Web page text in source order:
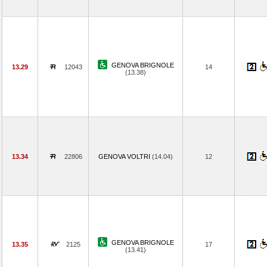
13.29 12043
GENOVA BRIGNOLE
(13.38)
14
13.34 22806 GENOVA VOLTRI (14.04) 12
13.35 2125
GENOVA BRIGNOLE
(13.41)
17